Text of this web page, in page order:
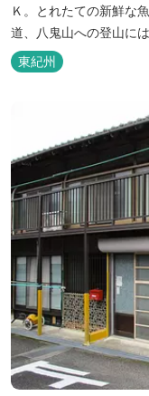
Ｋ。とれたての新鮮な
道、八鬼山への登山には
東紀州